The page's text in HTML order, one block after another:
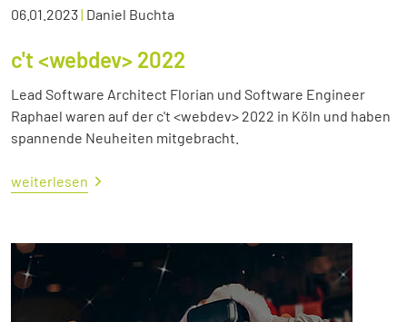
06.01.2023| Daniel Buchta
c't <webdev> 2022
Lead Software Architect Florian und Software Engineer
Raphael waren auf der c't <webdev> 2022 in Köln und haben
spannende Neuheiten mitgebracht.
weiterlesen